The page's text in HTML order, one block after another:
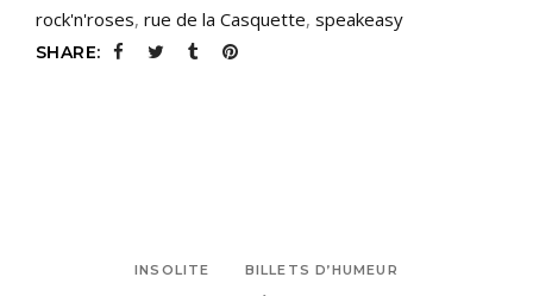
rock'n'roses, rue de la Casquette, speakeasy
SHARE:
INSOLITE
BILLETS D’HUMEUR